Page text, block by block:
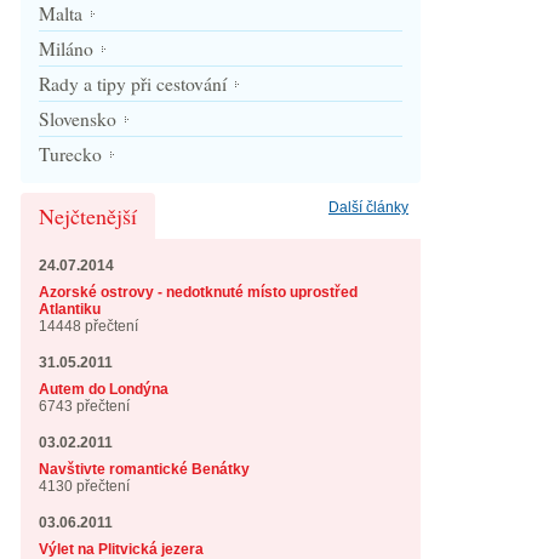
Malta
Miláno
Rady a tipy při cestování
Slovensko
Turecko
Další články
Nejčtenější
24.07.2014
Azorské ostrovy - nedotknuté místo uprostřed
Atlantiku
14448 přečtení
31.05.2011
Autem do Londýna
6743 přečtení
03.02.2011
Navštivte romantické Benátky
4130 přečtení
03.06.2011
Výlet na Plitvická jezera